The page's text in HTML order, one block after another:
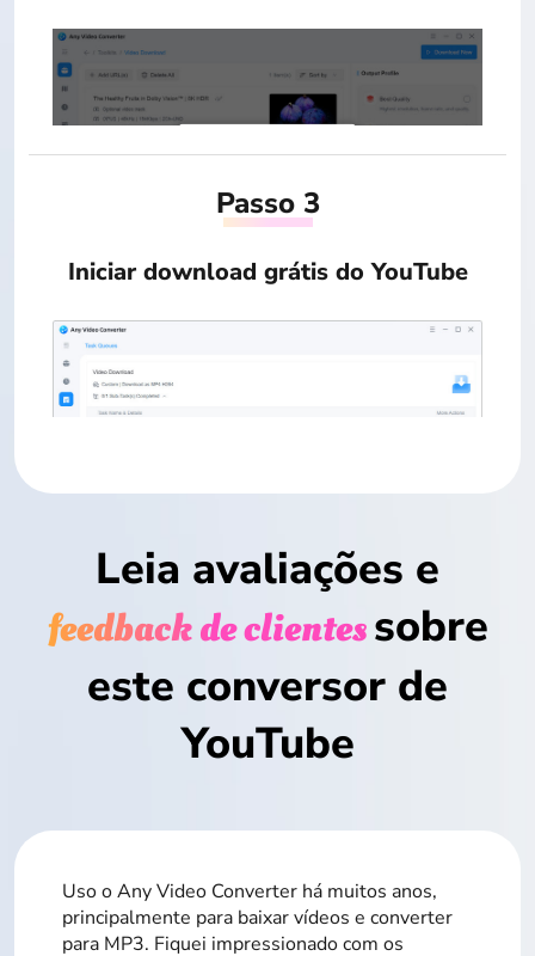
Passo 3
Iniciar download grátis do YouTube
Leia avaliações e
feedback de clientessobre
este conversor de
YouTube
Uso o Any Video Converter há muitos anos,
principalmente para baixar vídeos e converter
para MP3. Fiquei impressionado com os